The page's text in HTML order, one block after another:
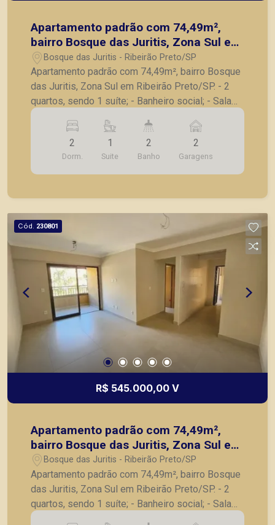
Apartamento padrão com 74,49m²,
bairro Bosque das Juritis, Zona Sul em
Ribeirão Preto/SP.
Bosque das Juritis - Ribeirão Preto/SP
Apartamento padrão com 74,49m², bairro Bosque
das Juritis, Zona Sul em Ribeirão Preto/SP. - 2
quartos, sendo 1 suíte; - Banheiro social; - Sala
para 2 ambientes; - Sacada; - Cozinha; -
Lavanderia; - 2 vagas de garagem. Também
temos imóveis no Jardim Olhos d´Água, Nova
Aliança, Jardim Irajá, Bosque das Juritis, casas e
apartamentos próximos a mercados, farmácias,
2
Dorm.
1
Suite
2
Banho
2
Garagens
Cód. 230801
R$ 545.000,00 V
Apartamento padrão com 74,49m²,
bairro Bosque das Juritis, Zona Sul em
Ribeirão Preto/SP.
Bosque das Juritis - Ribeirão Preto/SP
Apartamento padrão com 74,49m², bairro Bosque
das Juritis, Zona Sul em Ribeirão Preto/SP. - 2
quartos, sendo 1 suíte; - Banheiro social; - Sala
para 2 ambientes; - Sacada; - Cozinha; -